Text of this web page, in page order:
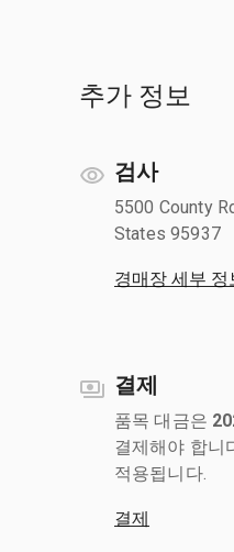
추가 정보
검사
5500 County
States 95937
경매장 세부 정
결제
품목 대금은
결제해야 합니
적용됩니다.
결제